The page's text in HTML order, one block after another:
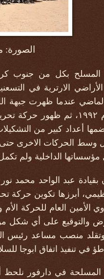
الصورة:
بكل من جنوب
الارترية في
عندما ظهرت جبهة
أعداد كبير من
الداخلية ولم تكمل
عبد الواحد محمد
الأمين العام للحركة الأم
والتوقيع على أي شكل
في العام ٢٠٠٦، وتقلد منصب
في تنفيذ اتفاق ابوجا
المسلحة في دارفور